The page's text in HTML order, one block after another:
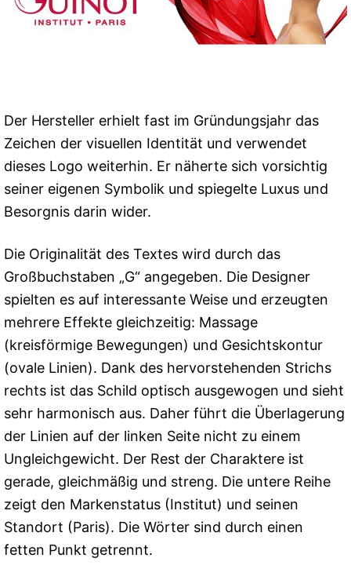
Der Hersteller erhielt fast im Gründungsjahr das
Zeichen der visuellen Identität und verwendet
dieses Logo weiterhin. Er näherte sich vorsichtig
seiner eigenen Symbolik und spiegelte Luxus und
Besorgnis darin wider.
Die Originalität des Textes wird durch das
Großbuchstaben „G“ angegeben. Die Designer
spielten es auf interessante Weise und erzeugten
mehrere Effekte gleichzeitig: Massage
(kreisförmige Bewegungen) und Gesichtskontur
(ovale Linien). Dank des hervorstehenden Strichs
rechts ist das Schild optisch ausgewogen und sieht
sehr harmonisch aus. Daher führt die Überlagerung
der Linien auf der linken Seite nicht zu einem
Ungleichgewicht. Der Rest der Charaktere ist
gerade, gleichmäßig und streng. Die untere Reihe
zeigt den Markenstatus (Institut) und seinen
Standort (Paris). Die Wörter sind durch einen
fetten Punkt getrennt.